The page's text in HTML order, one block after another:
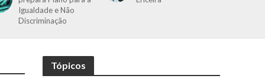
Igualdade e Não
Discriminação
Tópicos